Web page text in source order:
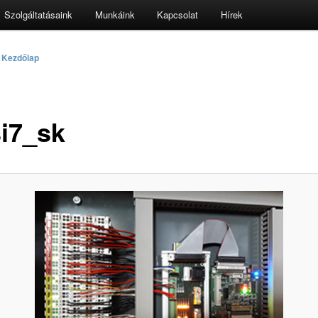
Szolgáltatásaink Munkáink Kapcsolat Hírek
Kezdőlap